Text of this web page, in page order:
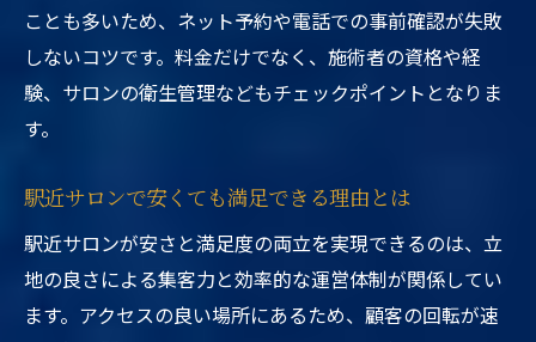
ことも多いため、ネット予約や電話での事前確認が失敗
しないコツです。料金だけでなく、施術者の資格や経
験、サロンの衛生管理などもチェックポイントとなりま
す。
駅近サロンで安くても満足できる理由とは
駅近サロンが安さと満足度の両立を実現できるのは、立
地の良さによる集客力と効率的な運営体制が関係してい
ます。アクセスの良い場所にあるため、顧客の回転が速